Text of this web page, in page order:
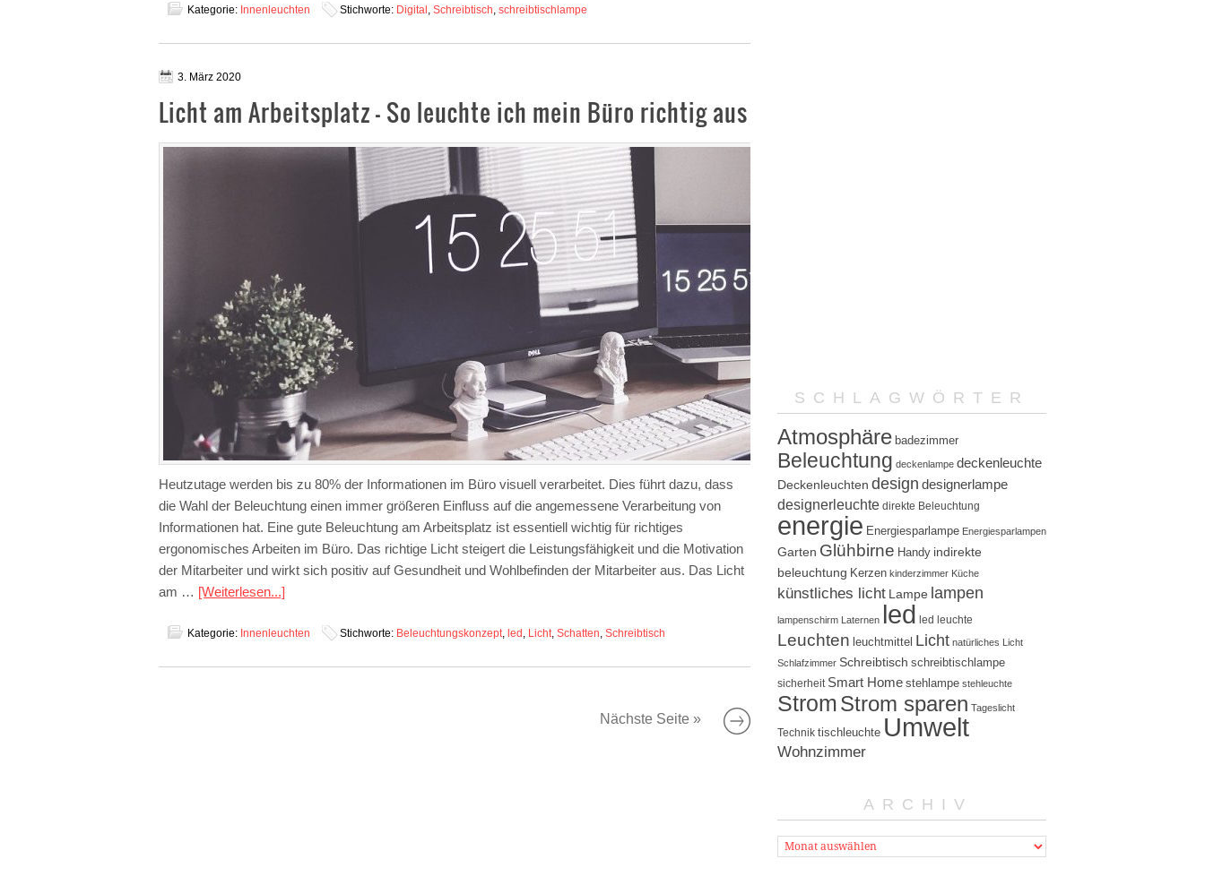
Kategorie: Innenleuchten Stichworte: Digital , Schreibtisch, schreibtischlampe
3. März 2020
Licht am Arbeitsplatz – So leuchte ich mein Büro richtig aus
Heutzutage werden bis zu 80% der Informationen im Büro visuell verarbeitet. Dies führt dazu, dass
die Wahl der Beleuchtung einen immer größeren Einfluss auf die angemessene Verarbeitung von
Informationen hat. Eine gute Beleuchtung am Arbeitsplatz ist essentiell wichtig für richtiges
ergonomisches Arbeiten im Büro. Das richtige Licht steigert die Leistungsfähigkeit und die Motivation
der Mitarbeiter und wirkt sich positiv auf Gesundheit und Wohlbefinden der Mitarbeiter aus. Das Licht
am … [Weiterlesen...]
Kategorie: Innenleuchten Stichworte: Beleuchtungskonzept, led , Licht, Schatten, Schreibtisch
Nächste Seite »
SCHLAGWÖRTER
Atmosphäre badezimmer
Beleuchtung deckenlampe deckenleuchte
Deckenleuchten design designerlampe
designerleuchte direkte Beleuchtung
energie Energiesparlampe Energiesparlampen
Garten Glühbirne Handy indirekte
beleuchtung Kerzen kinderzimmer Küche
künstliches licht Lampe lampen
lampenschirm Laternen led led leuchte
Leuchten leuchtmittel Licht natürliches Licht
Schlafzimmer Schreibtisch schreibtischlampe
sicherheit Smart Home stehlampe stehleuchte
StromStrom sparen Tageslicht
Technik tischleuchte Umwelt
Wohnzimmer
ARCHIV